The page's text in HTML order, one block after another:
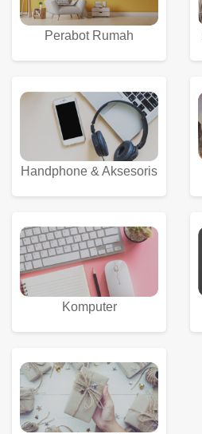
Perabot Rumah
Handphone & Aksesoris
Komputer